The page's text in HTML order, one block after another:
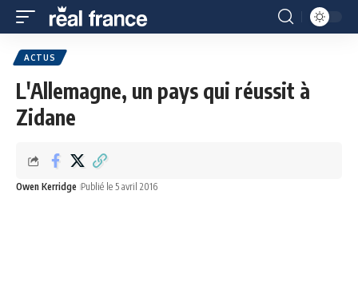
ACTUS
L'Allemagne, un pays qui réussit à
Zidane
Owen Kerridge Publié le 5 avril 2016